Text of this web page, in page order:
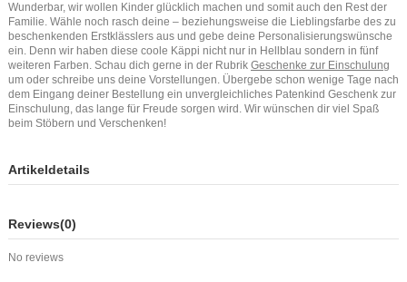
Wunderbar, wir wollen Kinder glücklich machen und somit auch den Rest der
Familie. Wähle noch rasch deine – beziehungsweise die Lieblingsfarbe des zu
beschenkenden Erstklässlers aus und gebe deine Personalisierungswünsche
ein. Denn wir haben diese coole Käppi nicht nur in Hellblau sondern in fünf
weiteren Farben. Schau dich gerne in der Rubrik Geschenke zur Einschulung
um oder schreibe uns deine Vorstellungen. Übergebe schon wenige Tage nach
dem Eingang deiner Bestellung ein unvergleichliches Patenkind Geschenk zur
Einschulung, das lange für Freude sorgen wird. Wir wünschen dir viel Spaß
beim Stöbern und Verschenken!
Artikeldetails
Reviews(0)
No reviews